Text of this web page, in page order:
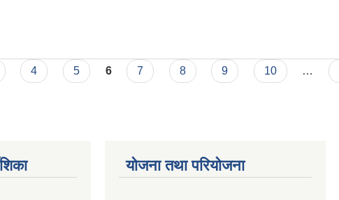
4 5 6 7 8 9 10 …
योजना तथा परियोजना